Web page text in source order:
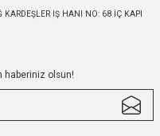
IŞ HANI NO: 68 İÇ KAPI
haberiniz olsun!